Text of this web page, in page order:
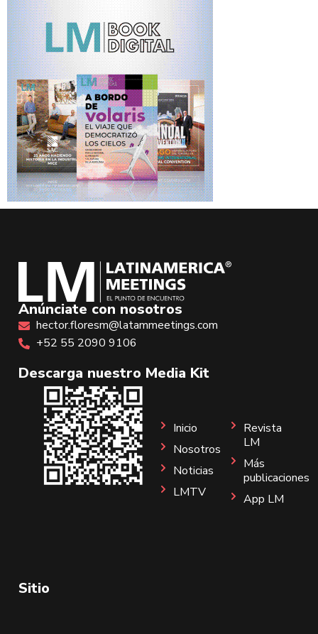
Anúnciate con nosotros
hector.floresm@latammeetings.com
+52 55 2090 9106
Descarga nuestro Media Kit
Sitio
Inicio
Nosotros
Noticias
LMTV
Revista
LM
Más
publicaciones
App LM